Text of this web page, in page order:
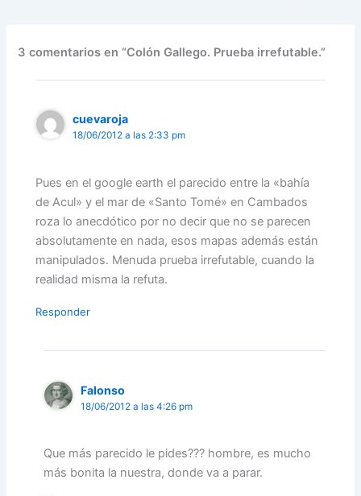
3 comentarios en “Colón Gallego. Prueba irrefutable.”
cuevaroja
18/06/2012 a las 2:33 pm
Pues en el google earth el parecido entre la «bahía
de Acul» y el mar de «Santo Tomé» en Cambados
roza lo anecdótico por no decir que no se parecen
absolutamente en nada, esos mapas además están
manipulados. Menuda prueba irrefutable, cuando la
realidad misma la refuta.
Responder
Falonso
18/06/2012 a las 4:26 pm
Que más parecido le pides??? hombre, es mucho
más bonita la nuestra, donde va a parar.